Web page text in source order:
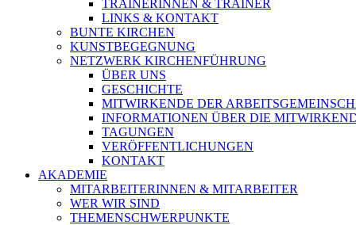
TRAINERINNEN & TRAINER
LINKS & KONTAKT
BUNTE KIRCHEN
KUNSTBEGEGNUNG
NETZWERK KIRCHENFÜHRUNG
ÜBER UNS
GESCHICHTE
MITWIRKENDE DER
INFORMATIONEN ÜBER DIE
TAGUNGEN
VERÖFFENTLICHUNGEN
KONTAKT
AKADEMIE
MITARBEITERINNEN & MITARBEITER
WER WIR SIND
THEMENSCHWERPUNKTE